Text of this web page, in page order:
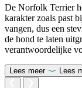
De Norfolk Terrier
karakter zoals past
vangen, dus een
de hond te laten
verantwoordelijke
Lees meer Lees